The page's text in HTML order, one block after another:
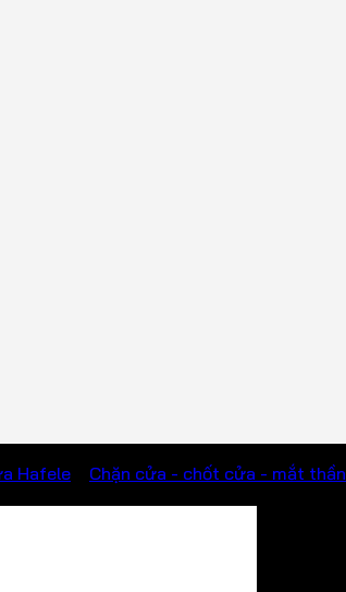
Hafele
Chặn cửa - chốt cửa - mắt thần